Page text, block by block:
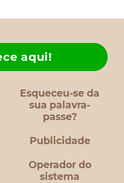
Esqueceu-se da
sua palavra-
passe?
aqui!
Publicidade
Operador do
sistema